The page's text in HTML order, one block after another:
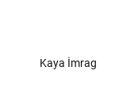
Kaya İmrag